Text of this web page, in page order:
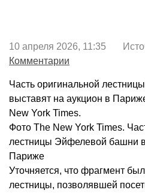
10 апреля 2026, 11:35
Комментарии
Часть оригинальной
выставят на аукцион в
New York Times.
Фото The New York Times.
лестницы Эйфелевой башни
Париже
Уточняется, что фрагмент
лестницы, позволявшей